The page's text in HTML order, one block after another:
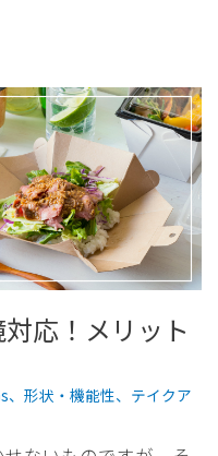
応！メリット
、 形状・機能性、 テイクア